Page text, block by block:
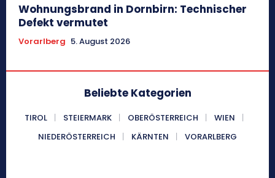
Wohnungsbrand in Dornbirn: Technischer
Defekt vermutet
Vorarlberg 5. August 2026
Beliebte Kategorien
TIROL STEIERMARK OBERÖSTERREICH
WIEN
NIEDERÖSTERREICH
KÄRNTEN VORARLBERG